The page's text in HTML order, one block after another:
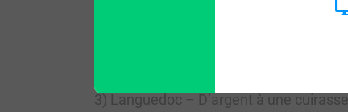
azure accompanied by three pigeons
3) Languedoc – D’argent à une